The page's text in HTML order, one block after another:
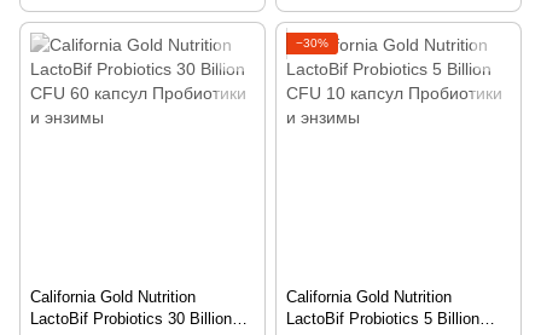
California Gold Nutrition
LactoBif Probiotics 30 Billion
−30%
California Gold Nutrition
LactoBif Probiotics 5 Billion